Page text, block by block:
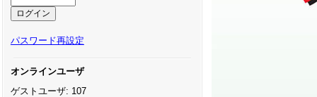
パスワード再設定
オンラインユーザ
ゲストユーザ: 107